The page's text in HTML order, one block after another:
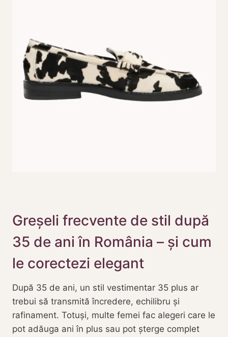
Greșeli frecvente de stil după
35 de ani în România – și cum
le corectezi elegant
După 35 de ani, un stil vestimentar 35 plus ar
trebui să transmită încredere, echilibru și
rafinament. Totuși, multe femei fac alegeri care le
pot adăuga ani în plus sau pot șterge complet